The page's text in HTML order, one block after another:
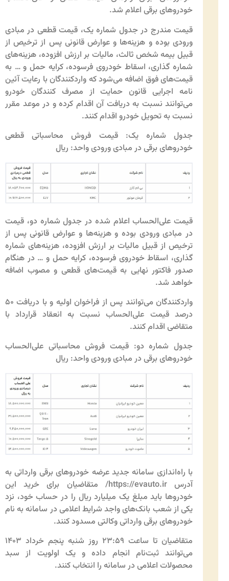
خودروهای برقی اعلام شد.
قیمت مندرج در جدول شماره یک‌، قیمت قطعی در مبادی
ورودی بوده و هزینه‌ها و عوارض قانونی پس از ترخیص از
قبیل بیمه شخص ثالث، مالیات بر ارزش افزوده، هزینه‌های
شماره گذاری، اسقاط خودروی فرسوده، کرایه حمل و … به
قیمت‌های فوق اضافه می‌شود که واردکنندگان با رعایت آئین
نامه اجرایی قانون حمایت از مصرف کنندگان خودرو
می‌توانند نسبت به دریافت آن اقدام کرده و در موعد مقرر
نسبت به تحویل خودرو اقدام کنند.
جدول شماره یک: قیمت فروش محاسباتی قطعی
خودروهای برقی در مبادی ورودی واحد: ریال
قیمت علی‌الحساب اعلام شده در جدول شماره دو، قیمت
در مبادی ورودی بوده و هزینه‌ها و عوارض قانونی پس از
ترخیص از قبیل مالیات بر ارزش افزوده، هزینه‌های شماره
گذاری، اسقاط خودروی فرسوده، کرایه حمل و … در هنگام
صدور فاکتور نهایی به قیمت‌های قطعی و مصوب اضافه
خواهد شد.
واردکنندگان می‌توانند پس از فراخوان اولیه و با دریافت ۵۰
درصد قیمت علی‌الحساب نسبت به انعقاد قرارداد با
متقاضی اقدام کنند.
جدول شماره دو: قیمت فروش محاسباتی علی‌الحساب
خودروهای برقی در مبادی ورودی واحد: ریال
با راه‌اندازی سامانه جدید عرضه خودروهای برقی وارداتی به
آدرس https://evauto.ir/ متقاضیان برای خرید این
خودروها باید مبلغ یک میلیارد ریال را در حساب خود، نزد
یکی از شعب بانک‌های واجد شرایط اعلامی در سامانه به نام
خودروهای برقی وارداتی وکالتی مسدود کنند.
متقاضیان تا ساعت ۲۳:۵۹ روز شنبه پنجم خرداد ۱۴۰۳
می‌توانند ثبت‌نام انجام داده و یک اولویت از سبد
محصولات اعلامی در سامانه را انتخاب کنند.